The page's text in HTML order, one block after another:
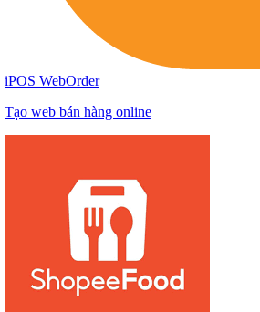
iPOS WebOrder
Tạo web bán hàng online